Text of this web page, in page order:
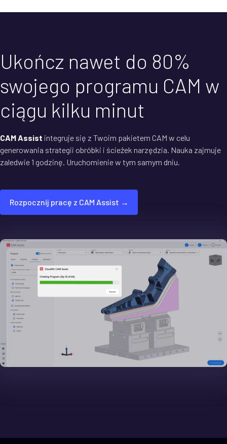
Ukończ nawet do 80%
swojego programu CAM w
ciągu kilku minut
CAM Assist integruje się z Twoim pakietem CAM w celu
generowania strategii obróbki i ścieżek narzędzia. Nauka zajmuje
zaledwie 1 godzinę. Uruchomienie w tym samym dniu.
Rozpocznij pracę z CAM Assist →